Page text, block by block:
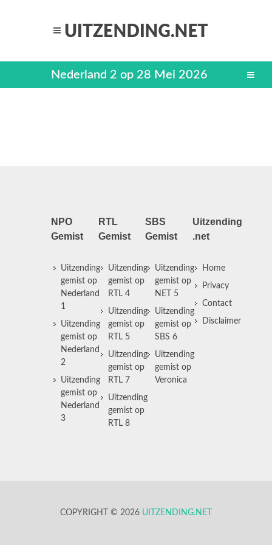
Nederland 2 op 28 Mei 2026
NPO
Gemist
Uitzending
gemist op
Nederland
1
Uitzending
gemist op
Nederland
2
Uitzending
gemist op
Nederland
3
RTL
Gemist
Uitzending
gemist op
RTL 4
Uitzending
gemist op
RTL 5
Uitzending
gemist op
RTL 7
Uitzending
gemist op
RTL 8
SBS
Gemist
Uitzending
gemist op
NET 5
Uitzending
gemist op
SBS 6
Uitzending
gemist op
Veronica
Uitzending
.net
Home
Privacy
Contact
Disclaimer
COPYRIGHT © 2026 UITZENDING.NET